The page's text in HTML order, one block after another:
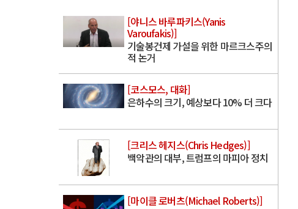
[야니스 바루파키스(Yanis
Varoufakis)]
기술봉건제 가설을 위한 마르크스주의
적 논거
[코스모스, 대화]
은하수의 크기, 예상보다 10% 더 크다
[크리스 헤지스(Chris Hedges)]
백악관의 대부, 트럼프의 마피아 정치
[마이클 로버츠(Michael Roberts)]